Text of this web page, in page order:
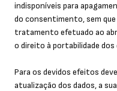
indisponíveis para
do consentimento, sem
tratamento efetuado ao
o direito à portabilidade dos
Para os devidos efeitos
atualização dos dados, a